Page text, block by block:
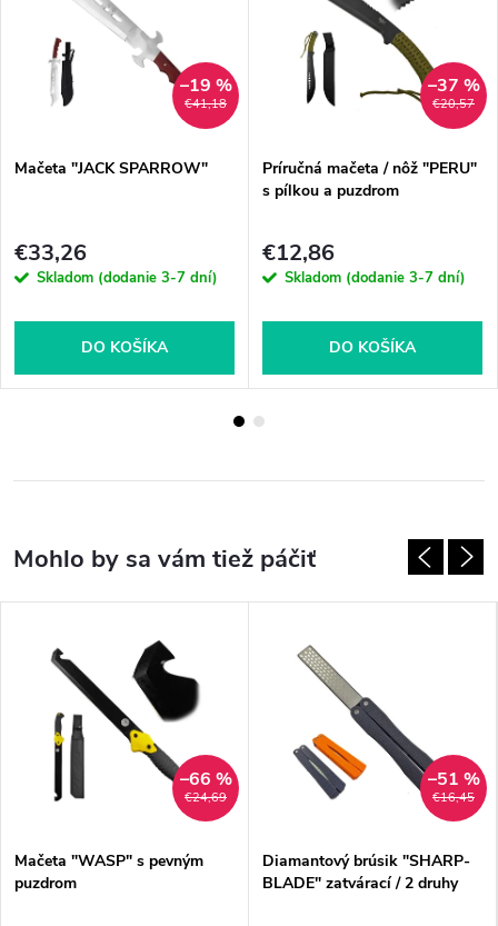
€41,18
–19 %
Mačeta "JACK SPARROW"
€33,26
Skladom (dodanie 3-7 dní)
DO KOŠÍKA
€20,57
–37 %
Príručná mačeta / nôž "PERU"
s pílkou a puzdrom
€12,86
Skladom (dodanie 3-7 dní)
DO KOŠÍKA
€24,69
–66 %
Mačeta "WASP" s pevným
puzdrom
€16,45
–51 %
Diamantový brúsik "SHARP-
BLADE" zatvárací / 2 druhy